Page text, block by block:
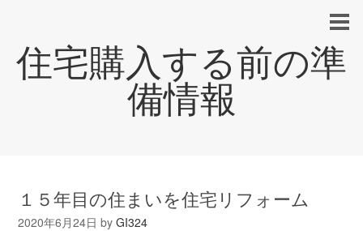
住宅購入する前の準
備情報
１５年目の住まいを住宅リフォーム
2020年6月24日 byGI324